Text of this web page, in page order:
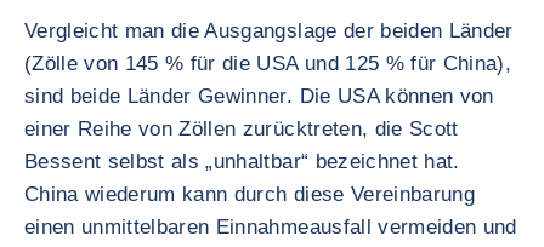
Vergleicht man die Ausgangslage der beiden Länder
(Zölle von 145 % für die USA und 125 % für China),
sind beide Länder Gewinner. Die USA können von
einer Reihe von Zöllen zurücktreten, die Scott
Bessent selbst als „unhaltbar“ bezeichnet hat.
China wiederum kann durch diese Vereinbarung
einen unmittelbaren Einnahmeausfall vermeiden und